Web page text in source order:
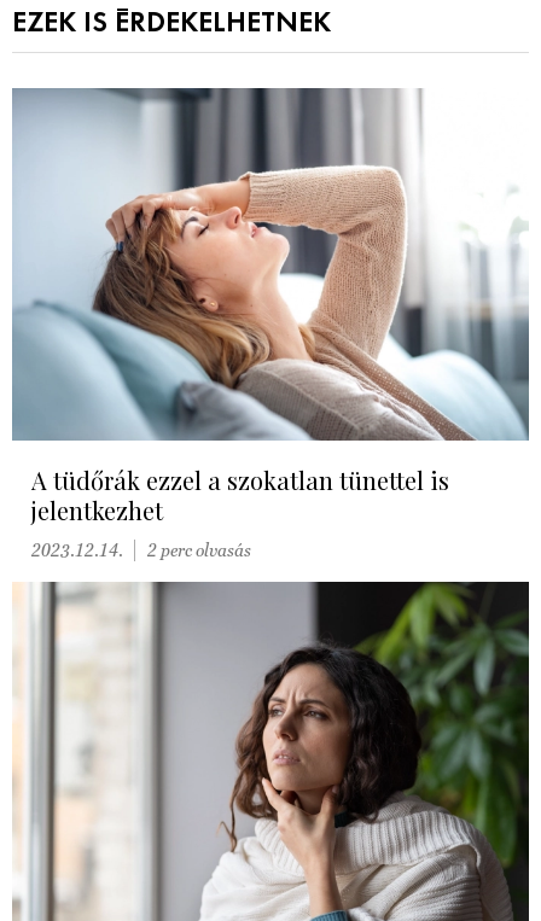
EZEK IS ÉRDEKELHETNEK
A tüdőrák ezzel a szokatlan tünettel is
jelentkezhet
2023.12.14. 2 perc olvasás